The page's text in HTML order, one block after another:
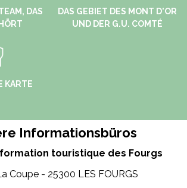
DAS
DAS GEBIET DES MONT D'OR
UND DER G.U. COMTÉ
KARTE
Informationsbüros
touristique des Fourgs
Coupe - 25300 LES FOURGS